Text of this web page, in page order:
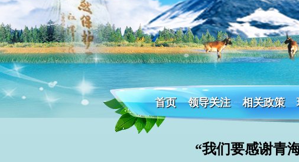
首页 领导关注 相关政策
“我们要感谢青